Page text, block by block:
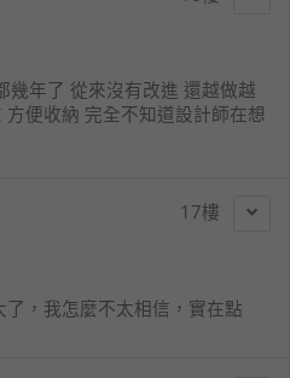
幾年了 從來沒有改進 還越做越
便收納 完全不知道設計師在想
17
，我怎麼不太相信，實在點